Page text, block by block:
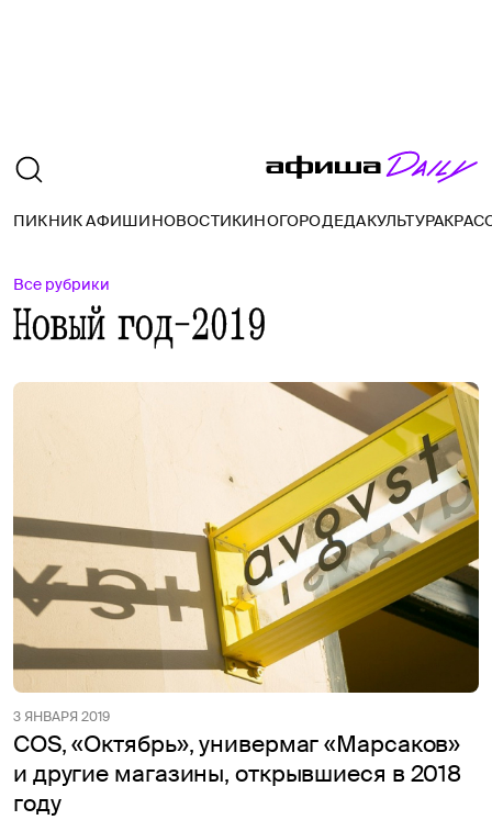
ПИКНИК АФИШИНОВОСТИКИНОГОРОДЕДАКУЛЬТУРА
Все рубрики
Новый год-2019
3 ЯНВАРЯ 2019
COS, «Октябрь», универмаг «Марсаков»
и другие магазины, открывшиеся в 2018
году